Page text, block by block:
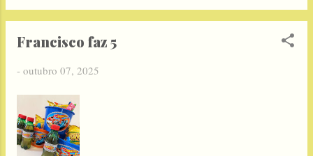
Francisco faz 5
- outubro 07, 2025